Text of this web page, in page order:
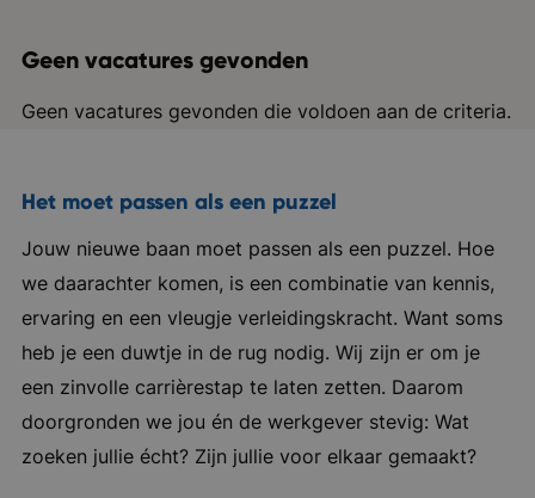
Geen vacatures gevonden
Geen vacatures gevonden die voldoen aan de criteria.
Het moet passen als een puzzel
Jouw nieuwe baan moet passen als een puzzel. Hoe
we daarachter komen, is een combinatie van kennis,
ervaring en een vleugje verleidingskracht. Want soms
heb je een duwtje in de rug nodig. Wij zijn er om je
een zinvolle carrièrestap te laten zetten. Daarom
doorgronden we jou én de werkgever stevig: Wat
zoeken jullie écht? Zijn jullie voor elkaar gemaakt?